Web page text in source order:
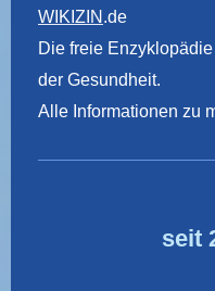
WIKIZIN .de
Die freie Enzyklopädie
der Gesundheit.
Alle Informationen zu
seit